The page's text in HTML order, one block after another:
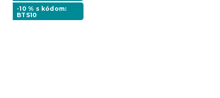
-10 % s kódom:
BTS10